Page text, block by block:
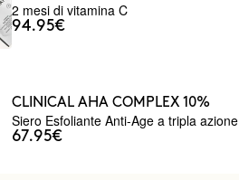
2 mesi di vitamina C
94.95€
CLINICAL AHA COMPLEX 10%
Siero Esfoliante Anti-Age a tripla azione
67.95€